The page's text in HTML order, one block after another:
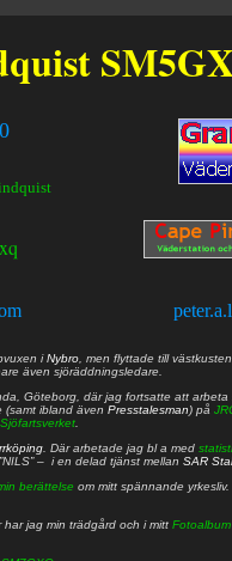
iNybro , men flyttade till
även sjöräddningsledare.
Göteborg, där jag fortsatte att arbeta
(samt ibland även Presstalesman) på
Sjöfartsverket
. Där arbetade jag bl a med
– i en delad tjänst mellan SAR
berättelse om mitt spännande
jag min trädgård och i mitt Fotoalbum